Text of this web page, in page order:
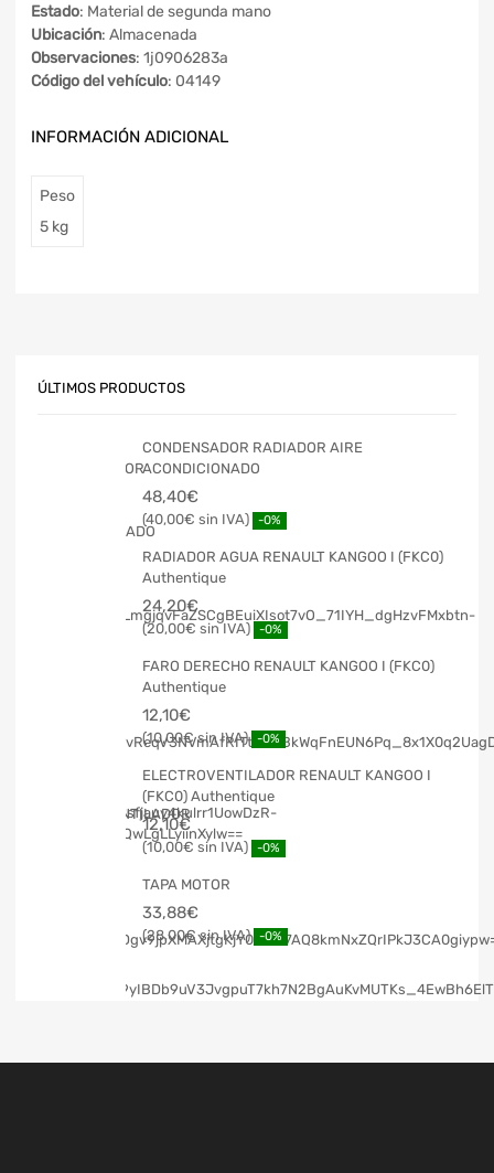
Estado: Material de segunda mano
Ubicación: Almacenada
Observaciones: 1j0906283a
Código del vehículo: 04149
INFORMACIÓN ADICIONAL
Peso
5 kg
ÚLTIMOS PRODUCTOS
CONDENSADOR RADIADOR AIRE
ACONDICIONADO
48,40€
40,00€ -0%
RADIADOR AGUA RENAULT KANGOO I (FKC0)
Authentique
24,20€
20,00€ -0%
FARO DERECHO RENAULT KANGOO I (FKC0)
Authentique
12,10€
10,00€ -0%
ELECTROVENTILADOR RENAULT KANGOO I
(FKC0) Authentique
12,10€
10,00€ -0%
TAPA MOTOR
33,88€
28,00€ -0%